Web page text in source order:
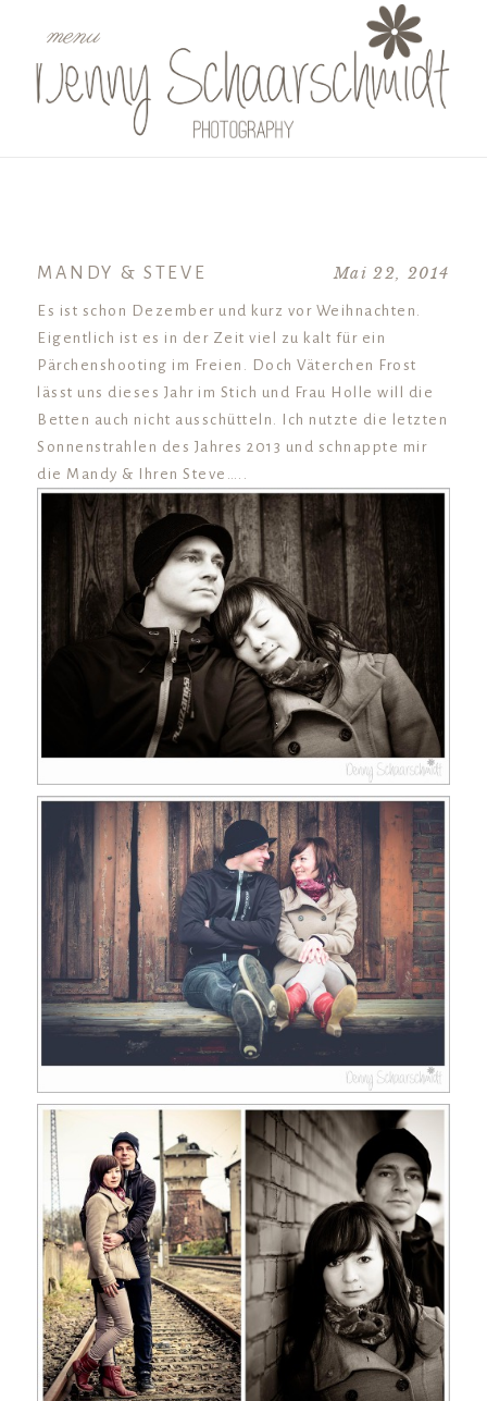
menu
MANDY & STEVE Mai 22, 2014
Es ist schon Dezember und kurz vor Weihnachten.
Eigentlich ist es in der Zeit viel zu kalt für ein
Pärchenshooting im Freien. Doch Väterchen Frost
lässt uns dieses Jahr im Stich und Frau Holle will die
Betten auch nicht ausschütteln. Ich nutzte die letzten
Sonnenstrahlen des Jahres 2013 und schnappte mir
die Mandy & Ihren Steve…..